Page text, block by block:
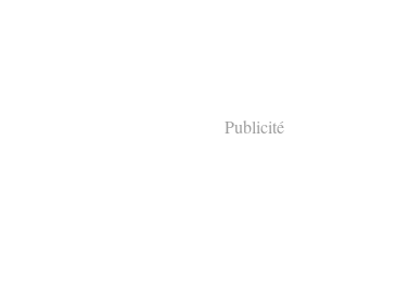
Publicité